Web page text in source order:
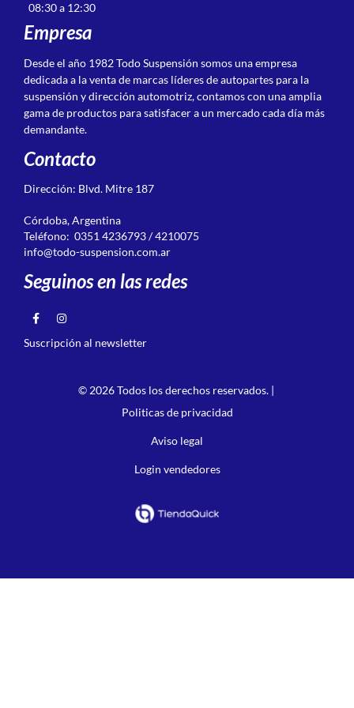
08:30 a 12:30
Empresa
Desde el año 1982 Todo Suspensión somos una empresa
dedicada a la venta de marcas líderes de autopartes para la
suspensión y dirección automotriz, contamos con una amplia
gama de productos para satisfacer a un mercado cada día más
demandante.
Contacto
Dirección: Blvd. Mitre 187
Córdoba, Argentina
Teléfono: 0351 4236793 / 4210075
info@todo-suspension.com.ar
Seguinos en las redes
Suscripción al newsletter
© 2026 Todos los derechos reservados. |
Politicas de privacidad
Aviso legal
Login vendedores